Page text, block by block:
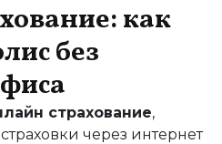
как
без
страхование,
через интернет